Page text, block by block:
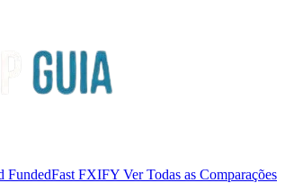
FundedFast FXIFY Ver Todas as Comparações